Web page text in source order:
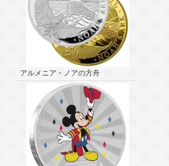
アルメニア・ノアの方舟